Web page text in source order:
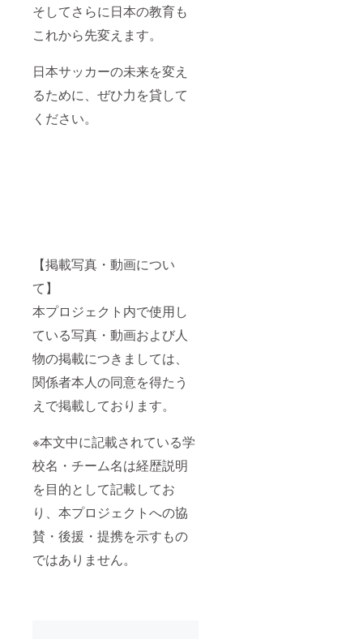
そしてさらに日本の教育も
これから先変えます。
日本サッカーの未来を変え
るために、ぜひ力を貸して
ください。
【掲載写真・動画につい
て】
本プロジェクト内で使用し
ている写真・動画および人
物の掲載につきましては、
関係者本人の同意を得たう
えで掲載しております。
※本文中に記載されている学
校名・チーム名は経歴説明
を目的として記載してお
り、本プロジェクトへの協
賛・後援・提携を示すもの
ではありません。